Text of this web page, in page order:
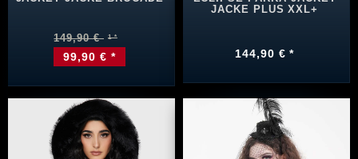
149,90 €
99,90 € *
JACKE PLUS XXL+
144,90 € *